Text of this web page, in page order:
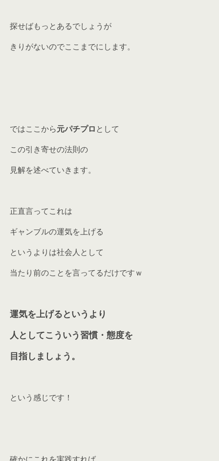
探せばもっとあるでしょうが
きりがないのでここまでにします。
ではここから元パチプロとして
この引き寄せの法則の
見解を述べていきます。
正直言ってこれは
ギャンブルの運気を上げる
というよりは社会人として
当たり前のことを言ってるだけですｗ
運気を上げるというより
人としてこういう習慣・態度を
目指しましょう。
という感じです！